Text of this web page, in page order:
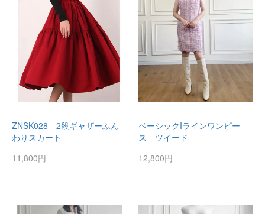
ZNSK028 2段ギャザーふん
わりスカート
11,800円
ベーシックIラインワンピー
ス ツイード
12,800円